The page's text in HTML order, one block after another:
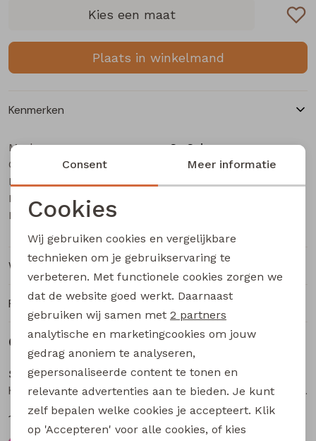
Bermuda's
Kies een maat
Plaats in winkelmand
Kenmerken
Merk
So Soire
Categorie
Dames pullover
Leverancierscode
Kim Z10532
Bestelcode
Kleur
Winkelvoorraad
Ruilen en retourneren
Gerelateerde producten
So Soire
Kim Z10532 dames pullover Kobalt
17,50
34,99
So Soire
Kim Z10532 dames pullover fuchsia
17,50
34,99
Noodzakelijke cookies
Analytische cookies
Marketing cookies
Consent Meer informatie
Cookies
Wij gebruiken cookies en vergelijkbare
technieken om je gebruikservaring te
verbeteren. Met functionele cookies zorgen we
dat de website goed werkt. Daarnaast
gebruiken wij samen met 2 partners
analytische en marketingcookies om jouw
gedrag anoniem te analyseren,
gepersonaliseerde content te tonen en
relevante advertenties aan te bieden. Je kunt
zelf bepalen welke cookies je accepteert. Klik
op 'Accepteren' voor alle cookies, of kies